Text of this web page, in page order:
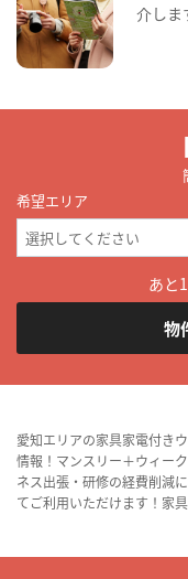
介しま
希望エリア
あと
物
愛知エリアの家具家電付き
情報！マンスリー＋ウィー
ネス出張・研修の経費削減
てご利用いただけます！家